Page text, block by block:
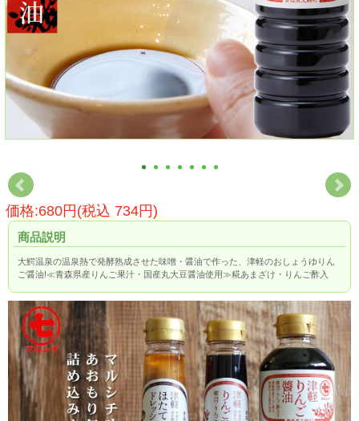
価格:680円(税込 734円)
商品説明
大鰐温泉の温泉熱で発酵熟成させた味噌・醤油で作った、津軽のおしょうゆりん
ご醤油!≪青森県産りんご果汁・国産丸大豆醤油使用≫糀あまざけ・りんご酢入